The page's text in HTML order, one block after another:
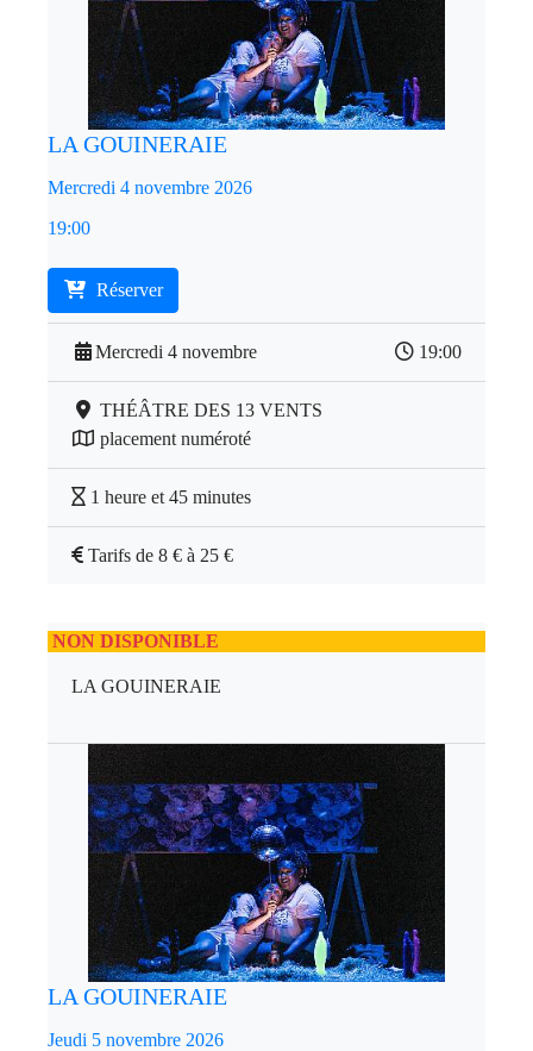
LA GOUINERAIE
Mercredi 4 novembre 2026
19:00
Réserver
Mercredi 4 novembre 19:00
THÉÂTRE DES 13 VENTS
placement numéroté
1 heure et 45 minutes
Tarifs de 8 € à 25 €
NON DISPONIBLE
LA GOUINERAIE
LA GOUINERAIE
Jeudi 5 novembre 2026